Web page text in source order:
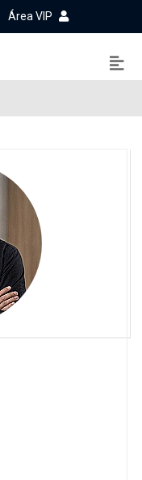
Área VIP